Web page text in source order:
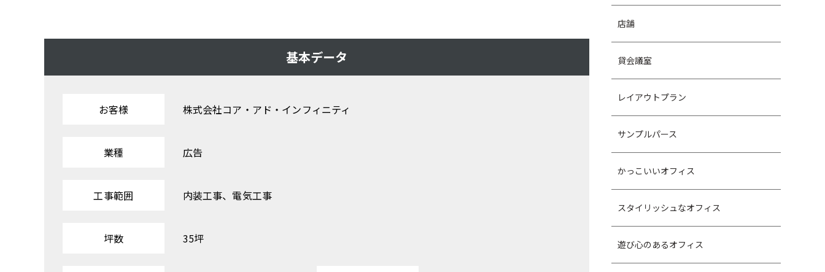
基本データ
お客様 株式会社コア・アド・インフィニティ
業種 広告
工事範囲 内装工事、電気工事
坪数 35坪
店舗
貸会議室
レイアウトプラン
サンプルパース
かっこいいオフィス
スタイリッシュなオフィス
遊び心のあるオフィス